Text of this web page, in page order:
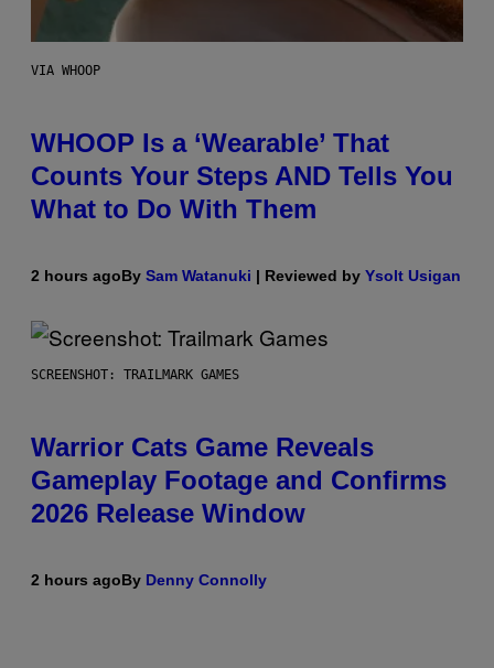
VIA WHOOP
WHOOP Is a ‘Wearable’ That
Counts Your Steps AND Tells You
What to Do With Them
2 hours agoBy Sam Watanuki | Reviewed by Ysolt Usigan
SCREENSHOT: TRAILMARK GAMES
Warrior Cats Game Reveals
Gameplay Footage and Confirms
2026 Release Window
2 hours agoBy Denny Connolly